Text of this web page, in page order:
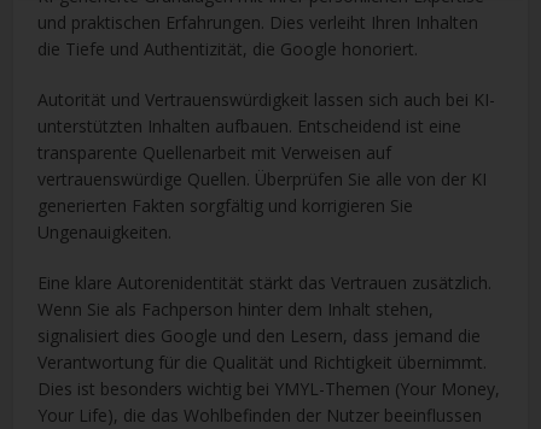
und praktischen Erfahrungen. Dies verleiht Ihren Inhalten
die Tiefe und Authentizität, die Google honoriert.
Autorität und Vertrauenswürdigkeit lassen sich auch bei KI-
unterstützten Inhalten aufbauen. Entscheidend ist eine
transparente Quellenarbeit mit Verweisen auf
vertrauenswürdige Quellen. Überprüfen Sie alle von der KI
generierten Fakten sorgfältig und korrigieren Sie
Ungenauigkeiten.
Eine klare Autorenidentität stärkt das Vertrauen zusätzlich.
Wenn Sie als Fachperson hinter dem Inhalt stehen,
signalisiert dies Google und den Lesern, dass jemand die
Verantwortung für die Qualität und Richtigkeit übernimmt.
Dies ist besonders wichtig bei YMYL-Themen (Your Money,
Your Life), die das Wohlbefinden der Nutzer beeinflussen